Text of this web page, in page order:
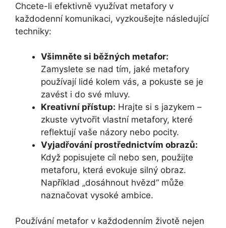
Chcete-li efektivně využívat metafory v
každodenní komunikaci, vyzkoušejte následující
techniky:
Všimněte si běžných metafor:
Zamyslete se nad tím, jaké metafory
používají lidé kolem vás, a pokuste se je
zavést i do své mluvy.
Kreativní přístup: Hrajte si s jazykem –
zkuste vytvořit vlastní metafory, které
reflektují vaše názory nebo pocity.
Vyjadřování prostřednictvím obrazů:
Když popisujete cíl nebo sen, použijte
metaforu, která evokuje silný obraz.
Například „dosáhnout hvězd“ může
naznačovat vysoké ambice.
Používání metafor v každodenním životě nejen